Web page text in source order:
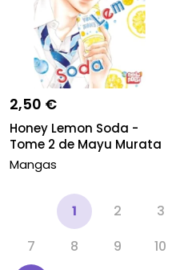
2,50 €
Honey Lemon Soda -
Tome 2 de Mayu Murata
Ed Nobi...
Mangas
1 2 3
7
8 9 10